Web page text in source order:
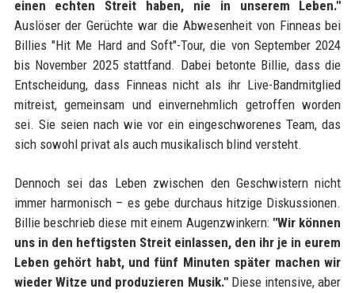
einen echten Streit haben, nie in unserem Leben."
Auslöser der Gerüchte war die Abwesenheit von Finneas bei
Billies "Hit Me Hard and Soft"-Tour, die von September 2024
bis November 2025 stattfand. Dabei betonte Billie, dass die
Entscheidung, dass Finneas nicht als ihr Live-Bandmitglied
mitreist, gemeinsam und einvernehmlich getroffen worden
sei. Sie seien nach wie vor ein eingeschworenes Team, das
sich sowohl privat als auch musikalisch blind versteht.
Dennoch sei das Leben zwischen den Geschwistern nicht
immer harmonisch – es gebe durchaus hitzige Diskussionen.
Billie beschrieb diese mit einem Augenzwinkern: "Wir können
uns in den heftigsten Streit einlassen, den ihr je in eurem
Leben gehört habt, und fünf Minuten später machen wir
wieder Witze und produzieren Musik."Diese intensive, aber